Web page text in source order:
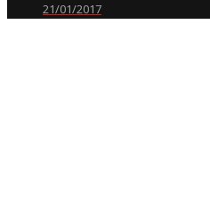
21/01/2017